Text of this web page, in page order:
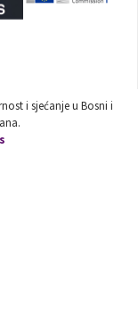
i sjećanje u Bosni i